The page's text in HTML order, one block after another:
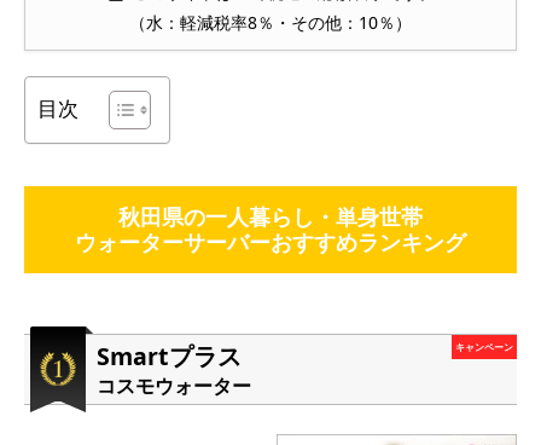
（水：軽減税率8％・その他：10％）
目次
秋田県の一人暮らし・単身世帯
ウォーターサーバーおすすめランキング
Smartプラス
コスモウォーター
キャンペーン